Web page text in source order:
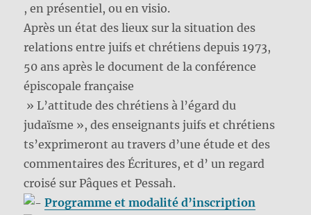
, en présentiel, ou en visio.
Après un état des lieux sur la situation des
relations entre juifs et chrétiens depuis 1973,
50 ans après le document de la conférence
épiscopale française
» L’attitude des chrétiens à l’égard du
judaïsme », des enseignants juifs et chrétiens
ts’exprimeront au travers d’une étude et des
commentaires des Écritures, et d’ un regard
croisé sur Pâques et Pessah.
Programme et modalité d’inscription